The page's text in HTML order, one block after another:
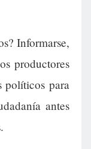
Informarse,
productores
políticos para
antes